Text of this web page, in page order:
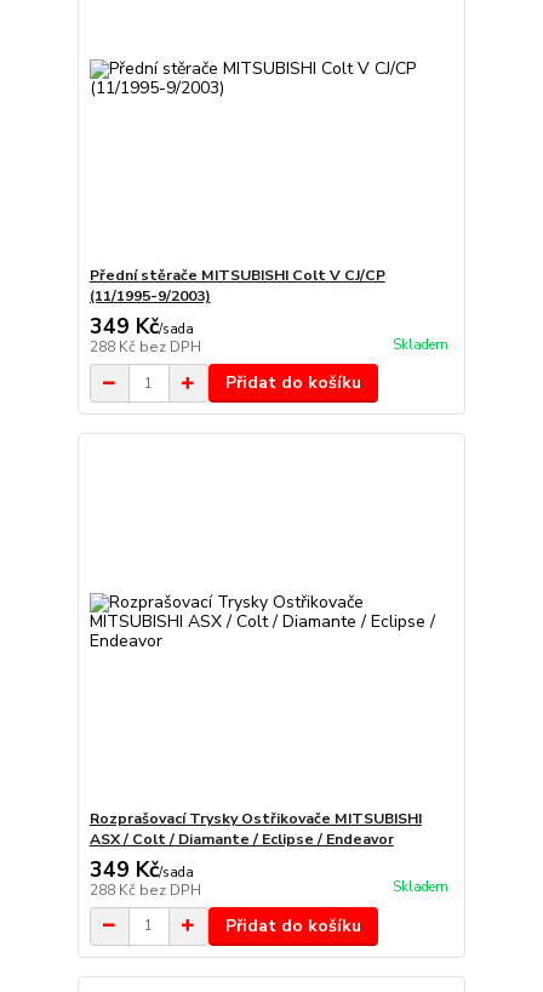
Přední stěrače MITSUBISHI Colt V CJ/CP
(11/1995-9/2003)
349 Kč/sada
288 Kč bez DPH Skladem
Přidat do košíku
Rozprašovací Trysky Ostřikovače MITSUBISHI
ASX / Colt / Diamante / Eclipse / Endeavor
349 Kč/sada
288 Kč bez DPH Skladem
Přidat do košíku